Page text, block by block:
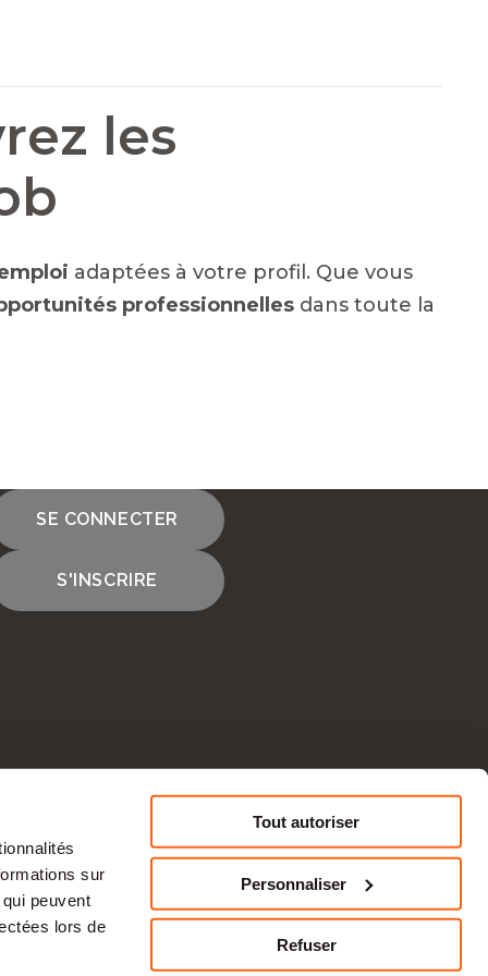
sur
peuvent
lors de
Tout autoriser
Personnaliser
Refuser
les
adaptées à votre profil. Que vous
professionnelles dans toute la
en ressources humaines et à une
économique durable et des
SE CONNECTER
S'INSCRIRE
CONTACTEZ-NOUS